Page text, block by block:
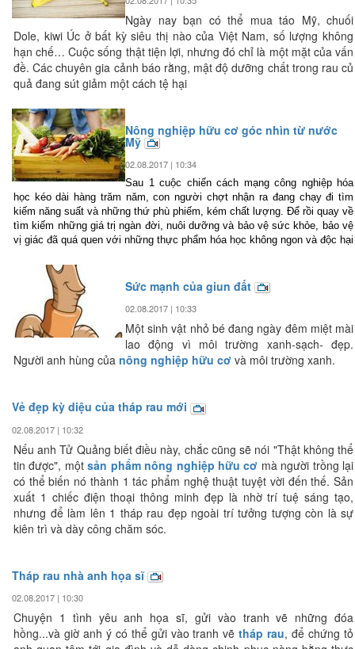
Ngày nay bạn có thể mua táo Mỹ, chuối
Dole, kiwi Úc ở bất kỳ siêu thị nào của Việt Nam, số lượng không
hạn chế… Cuộc sống thật tiện lợi, nhưng đó chỉ là một mặt của vấn
đề. Các chuyên gia cảnh báo rằng, mật độ dưỡng chất trong rau củ
quả đang sút giảm một cách tệ hại
Nông nghiệp hữu cơ góc nhìn từ nước
Mỹ
02.08.2017 | 10:34
Sau 1 cuộc chiến cách mạng công nghiệp hóa
học kéo dài hàng trăm năm, con người chợt nhận ra đang chạy đi tìm
kiếm năng suất và những thứ phù phiếm, kém chất lượng. Để rồi quay về
tìm kiếm những giá trị ngàn đời, nuôi dưỡng và bảo vệ sức khỏe, bảo vệ
vị giác đã quá quen với những thực phẩm hóa học không ngon và độc hại
Sức mạnh của giun đất
02.08.2017 | 10:33
Một sinh vật nhỏ bé đang ngày đêm miệt mài
lao động vì môi trường xanh-sạch- đẹp.
Người anh hùng của nông nghiệp hữu cơ và môi trường xanh.
Vẻ đẹp kỳ diệu của tháp rau mới
02.08.2017 | 10:32
Nếu anh Tử Quảng biết điều này, chắc cũng sẽ nói "Thật không thể
tin được", mộtsản phẩm nông nghiệp hữu cơ mà người trồng lại
có thể biến nó thành 1 tác phẩm nghệ thuật tuyệt vời đến thế. Sản
xuất 1 chiếc điện thoại thông minh đẹp là nhờ trí tuệ sáng tạo,
nhưng để làm lên 1 tháp rau đẹp ngoài trí tưởng tượng còn là sự
kiên trì và dày công chăm sóc.
Tháp rau nhà anh họa sĩ
02.08.2017 | 10:30
Chuyện 1 tình yêu anh họa sĩ, gửi vào tranh vẽ những đóa
hồng...và giờ anh ý có thể gửi vào tranh vẽtháp rau, để chứng tỏ